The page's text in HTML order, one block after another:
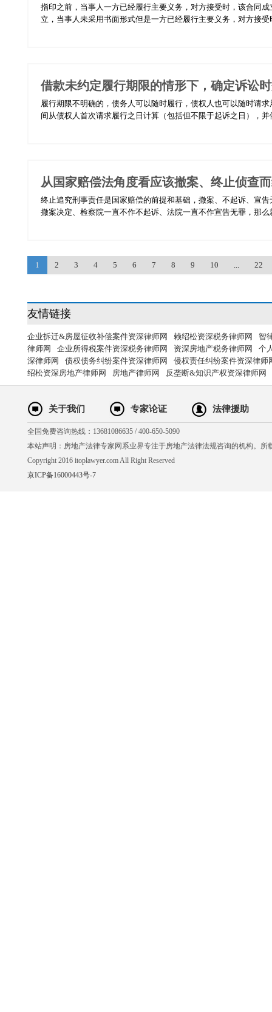
指印之前，当事人一方已经履行主要义务，对方接受时，该合同
立，当事人未采用书面形式但是一方已经履行主要义务，对方接受
借款未约定履行期限的情形下，确定诉讼
履行期限不明确的，债务人可以随时履行，债权人也可以随时请
间从债权人首次请求履行之日计算（包括但不限于起诉之日），
从国家赔偿法角度看应该撤案、终止侦查
终止追究刑事责任是国家赔偿的前提和基础，撤案、不起诉、宣
撤案决定、检察院一直不作不起诉、法院一直不作宣告无罪，那
1 2 3 4 5 6 7 8 9 10 ... 22
友情链接
企业拆迁&房屋征收补偿案件资深律师网 赖绍松资深税务律师网
智
律师网
企业所得税案件资深税务律师网 资深房地产税务律师网
个
深律师网
债权债务纠纷案件资深律师网
侵权责任纠纷案件资深律师
绍松资深房地产律师网
房地产律师网 反垄断&知识产权资深律师网
关于我们 专家论证 法律援助
全国免费咨询热线：13681086635 / 400-650-5090
本站声明：房地产法律专家网系业界专注于房地产法律法规咨询的机构。
Copyright 2016 itoplawyer.com All Right Reserved
京ICP备16000443号-7